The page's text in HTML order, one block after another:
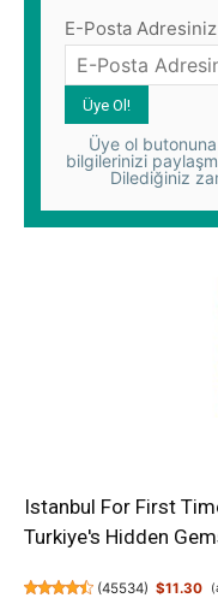
E-Posta Adresiniz
Üye ol
bilgilerinizi
Dilediğiniz
Istanbul For First
Turkiye's Hidden
(45534) $11.30